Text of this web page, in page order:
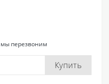
перезвоним
Купить